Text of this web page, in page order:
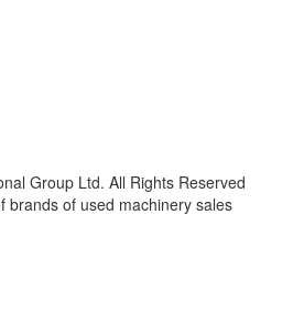
Group Ltd. All Rights Reserved
brands of used machinery sales